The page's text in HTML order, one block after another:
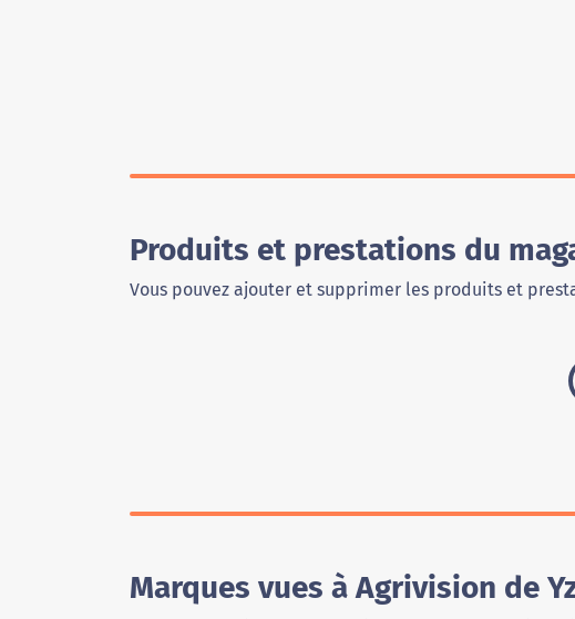
Produits et prestations du
Vous pouvez ajouter et supprimer les produits et
Marques vues à Agrivision de